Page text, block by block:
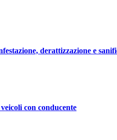
derattizzazione e
con conducente